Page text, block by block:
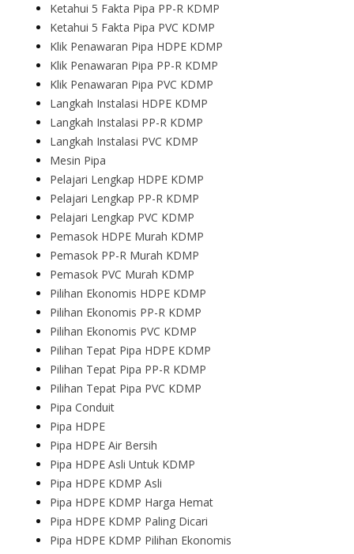
Ketahui 5 Fakta Pipa PP-R KDMP
Ketahui 5 Fakta Pipa PVC KDMP
Klik Penawaran Pipa HDPE KDMP
Klik Penawaran Pipa PP-R KDMP
Klik Penawaran Pipa PVC KDMP
Langkah Instalasi HDPE KDMP
Langkah Instalasi PP-R KDMP
Langkah Instalasi PVC KDMP
Mesin Pipa
Pelajari Lengkap HDPE KDMP
Pelajari Lengkap PP-R KDMP
Pelajari Lengkap PVC KDMP
Pemasok HDPE Murah KDMP
Pemasok PP-R Murah KDMP
Pemasok PVC Murah KDMP
Pilihan Ekonomis HDPE KDMP
Pilihan Ekonomis PP-R KDMP
Pilihan Ekonomis PVC KDMP
Pilihan Tepat Pipa HDPE KDMP
Pilihan Tepat Pipa PP-R KDMP
Pilihan Tepat Pipa PVC KDMP
Pipa Conduit
Pipa HDPE
Pipa HDPE Air Bersih
Pipa HDPE Asli Untuk KDMP
Pipa HDPE KDMP Asli
Pipa HDPE KDMP Harga Hemat
Pipa HDPE KDMP Paling Dicari
Pipa HDPE KDMP Pilihan Ekonomis